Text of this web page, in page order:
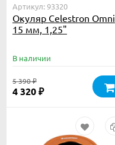
Артикул: 93320
Окуляр Celestron Omni
15 мм, 1,25"
В наличии
5 390₽
4 320 ₽